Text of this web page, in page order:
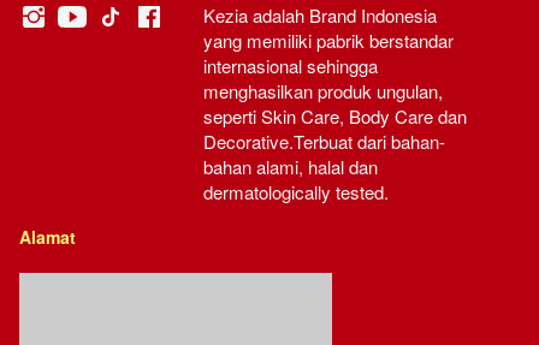
Kezia adalah Brand Indonesia
yang memiliki pabrik berstandar
internasional sehingga
menghasilkan produk ungulan,
seperti Skin Care, Body Care dan
Decorative.Terbuat dari bahan-
bahan alami, halal dan
dermatologically tested.
Alamat